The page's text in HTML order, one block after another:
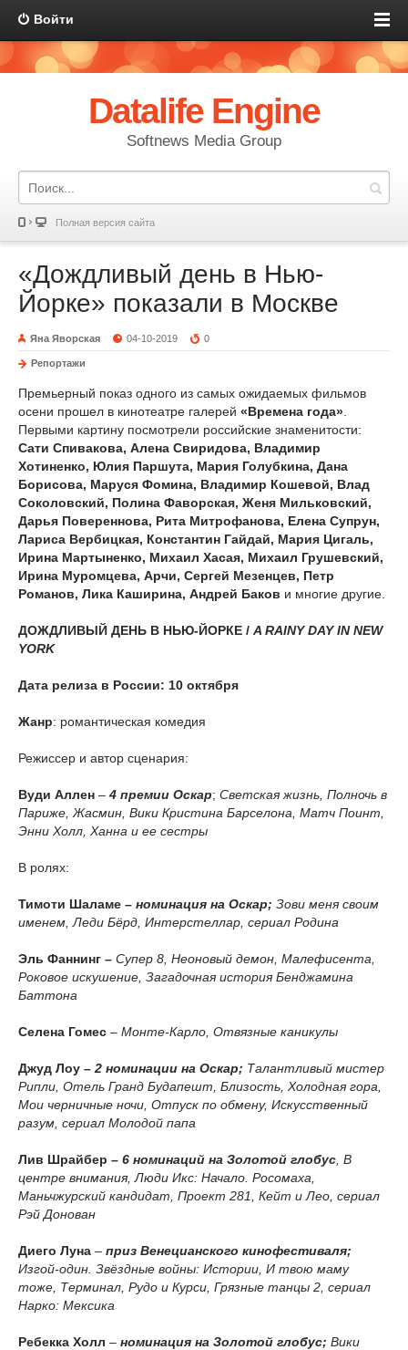
Войти
Datalife Engine
Softnews Media Group
Полная версия сайта
«Дождливый день в Нью-
Йорке» показали в Москве
Яна Яворская 04-10-2019 0
Репортажи
Премьерный показ одного из самых ожидаемых фильмов
осени прошел в кинотеатре галерей «Времена года»
Первыми картину посмотрели российские знаменитости:
Сати Спивакова, Алена Свиридова, Владимир
Хотиненко, Юлия Паршута, Мария Голубкина, Дана
Борисова, Маруся Фомина, Владимир Кошевой, Влад
Соколовский, Полина Фаворская, Женя Мильковский,
Дарья Повереннова, Рита Митрофанова, Елена Супрун,
Лариса Вербицкая, Константин Гайдай, Мария Цигаль,
Ирина Мартыненко, Михаил Хасая, Михаил Грушевский,
Ирина Муромцева, Арчи, Сергей Мезенцев, Петр
Романов, Лика Каширина, Андрей Баков и многие другие.
ДОЖДЛИВЫЙ ДЕНЬ В НЬЮ-ЙОРКЕ / A RAINY DAY IN NEW
YORK
Дата релиза в России: 10 октября
Жанр: романтическая комедия
Режиссер и автор сценария:
Вуди Аллен – 4 премии Оскар; Светская жизнь, Полночь в
Париже, Жасмин, Вики Кристина Барселона, Матч Поинт,
Энни Холл, Ханна и ее сестры
В ролях:
Тимоти Шаламе – номинация на Оскар; Зови меня своим
именем, Леди Бёрд, Интерстеллар, сериал Родина
Эль Фаннинг – Супер 8, Неоновый демон, Малефисента,
Роковое искушение, Загадочная история Бенджамина
Баттона
Селена Гомес – Монте-Карло, Отвязные каникулы
Джуд Лоу – 2 номинации на Оскар; Талантливый мистер
Рипли, Отель Гранд Будапешт, Близость, Холодная гора,
Мои черничные ночи, Отпуск по обмену, Искусственный
разум, сериал Молодой папа
Лив Шрайбер – 6 номинаций на Золотой глобус , В
центре внимания, Люди Икс: Начало. Росомаха,
Маньчжурский кандидат, Проект 281, Кейт и Лео, сериал
Рэй Донован
Диего Луна – приз Венецианского кинофестиваля;
Изгой-один. Звёздные войны: Истории, И твою маму
тоже, Терминал, Рудо и Курси, Грязные танцы 2, сериал
Нарко: Мексика
Ребекка Холл – номинация на Золотой глобус; Вики